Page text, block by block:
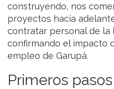
construyendo, nos
proyectos hacia
contratar personal de la
confirmando el impacto
empleo de Garupá.
Primeros pasos